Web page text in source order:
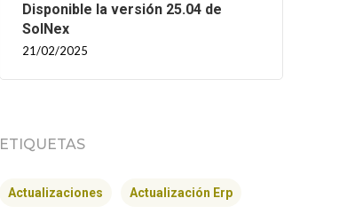
Disponible la versión 25.04 de
SolNex
21/02/2025
ETIQUETAS
Actualizaciones Actualización Erp